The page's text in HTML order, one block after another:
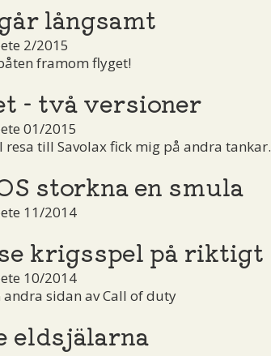
långsamt
2/2015
framom flyget!
- två versioner
01/2015
resa till Savolax fick mig på andra tankar.
storkna en smula
11/2014
krigsspel på riktigt
10/2014
andra sidan av Call of duty
eldsjälarna